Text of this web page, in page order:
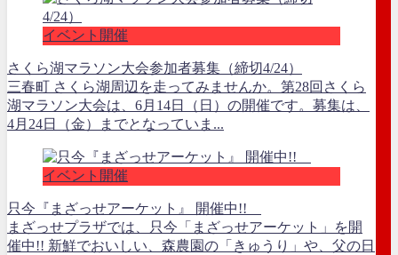
イベント開催
さくら湖マラソン大会参加者募集（締切4/24）
三春町 さくら湖周辺を走ってみませんか。第28回さくら
湖マラソン大会は、6月14日（日）の開催です。募集は、
4月24日（金）までとなっていま...
イベント開催
只今『まざっせアーケット』 開催中!!
まざっせプラザでは、只今「まざっせアーケット」を開
催中!! 新鮮でおいしい、森農園の「きゅうり」や、父の日